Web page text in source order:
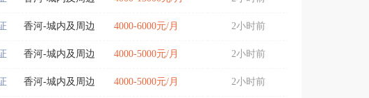
香河-城内及周边 4000-6000元/月 2小时前
香河-城内及周边 4000-5000元/月 2小时前
香河-城内及周边 4000-5000元/月 2小时前